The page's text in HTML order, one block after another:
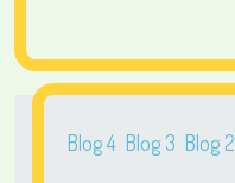
Blog 4 Blog 3 Blog 2